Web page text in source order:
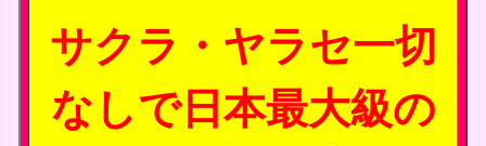
サクラ・ヤラセ一切
なしで日本最大級の